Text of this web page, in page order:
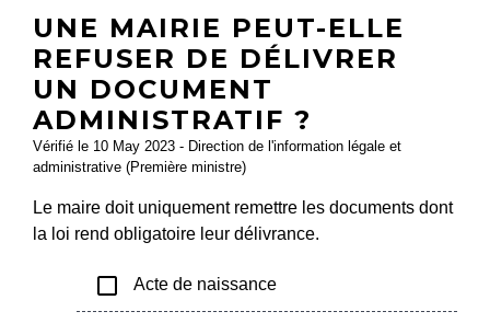
UNE MAIRIE PEUT-ELLE
REFUSER DE DÉLIVRER
UN DOCUMENT
ADMINISTRATIF ?
Vérifié le 10 May 2023 - Direction de l'information légale et
administrative (Première ministre)
Le maire doit uniquement remettre les documents dont
la loi rend obligatoire leur délivrance.
check_box_outline_blank Acte de naissance